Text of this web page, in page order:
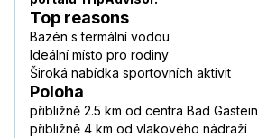
Top reasons
Bazén s termální vodou
Ideální místo pro rodiny
Široká nabídka sportovních aktivit
Poloha
přibližně 2.5 km od centra Bad Gastein
přibližně 4 km od vlakového nádraží